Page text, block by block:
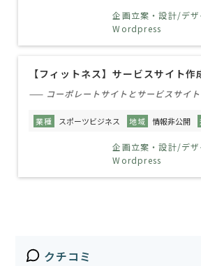
企画立案・設計/デ
Wordpress
【フィットネス】サービスサイト作
—— コーポレートサイトとサービスサイト
業種 スポーツビジネス 地域 情報非公開
企画立案・設計/デ
Wordpress
クチコミ